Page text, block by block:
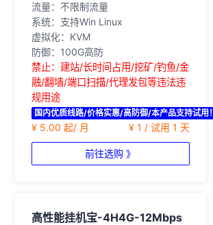
流量：不限制流量
系统：支持Win Linux
虚拟化：KVM
防御：100G高防
禁止：建站/长时间占用/挖矿/钓鱼/金
融/翻墙/端口扫描/代理发包等违法违
规用途
国内优质线路/价格实惠/高防御/本产品支持试用！
¥ 5.00 起/ 月 ¥ 1 / 试用 1 天
前往选购 》
高性能挂机宝-4H4G-12Mbps